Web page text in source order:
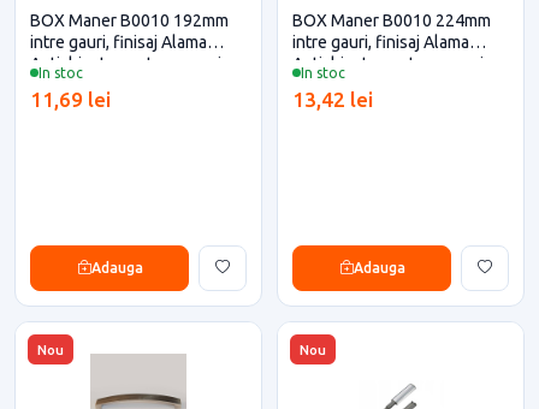
In stoc
BOX Maner B0010 192mm
intre gauri, finisaj Alama
Antichizata pentru casa si
11,69 lei
Adauga
In stoc
BOX Maner B0010 224mm
intre gauri, finisaj Alama
Antichizata pentru casa si
13,42 lei
Adauga
Nou Nou